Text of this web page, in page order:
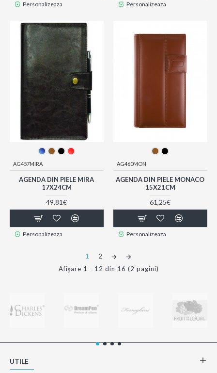
Personalizeaza Personalizeaza
AG457MIRA
AGENDA DIN PIELE MIRA
17X24CM
49,81€
Personalizeaza
AG460MON
AGENDA DIN PIELE MONACO
15X21CM
61,25€
Personalizeaza
1
2
Afişare 1 - 12 din 16 (2 pagini)
UTILE